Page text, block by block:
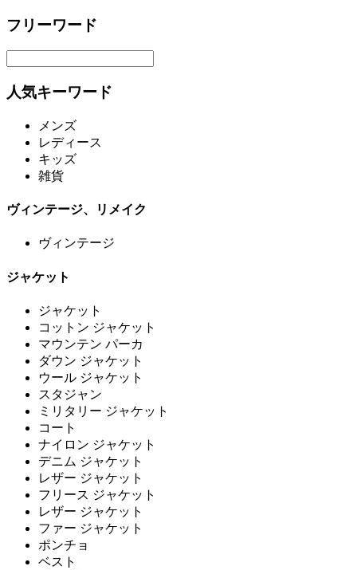
フリーワード
人気キーワード
メンズ
レディース
キッズ
雑貨
ヴィンテージ、リメイク
ヴィンテージ
ジャケット
ジャケット
コットン ジャケット
マウンテン パーカ
ダウン ジャケット
ウール ジャケット
スタジャン
ミリタリー ジャケット
コート
ナイロン ジャケット
デニム ジャケット
レザー ジャケット
フリース ジャケット
レザー ジャケット
ファー ジャケット
ポンチョ
ベスト